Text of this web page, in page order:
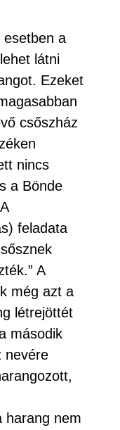
esetben a
látni
Ezeket
csőszház
nincs
a Bönde
feladata
A
még azt a
létrejöttét
második
nevére
harang nem